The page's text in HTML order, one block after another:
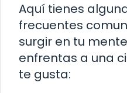
Aquí tienes
frecuentes
surgir en tu
enfrentas a una
te gusta: